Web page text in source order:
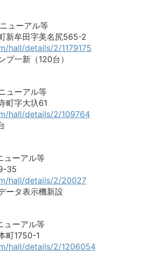
ューアル等
新牟田字美名尻565-2
hall/details/2/1179175
プ一新（120台）
ューアル等
町字大圦61
hall/details/2/109764
ューアル等
35
hall/details/2/20027
ータ表示機新設
ューアル等
町1750-1
hall/details/2/1206054